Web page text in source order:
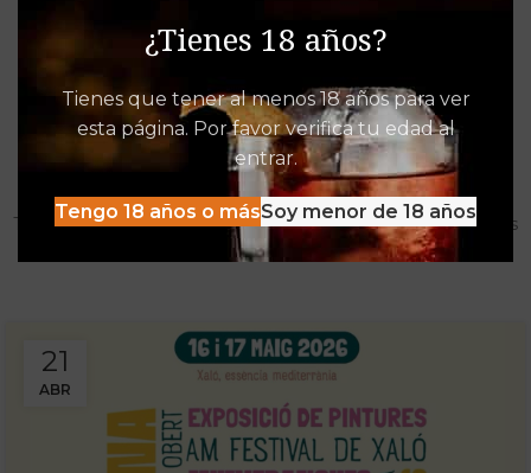
¿Tienes 18 años?
Tienes que tener al menos 18 años para ver
esta página. Por favor verifica tu edad al
entrar.
Tengo 18 años o másSoy menor de 18 años
Destacados de Vinalia
Mucho más que una Vinoteca
Tenemos las experiencias, descuentos y detacados pensados
para disfrutar al máximo de la oferta Vinalia
21
ABR